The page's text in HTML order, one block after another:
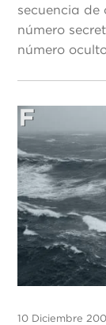
secuencia
número
número
10 Diciembre